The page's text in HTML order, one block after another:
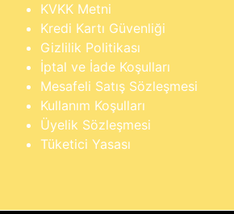
KVKK Metni
Kredi Kartı Güvenliği
Gizlilik Politikası
İptal ve İade Koşulları
Mesafeli Satış Sözleşmesi
Kullanım Koşulları
Üyelik Sözleşmesi
Tüketici Yasası